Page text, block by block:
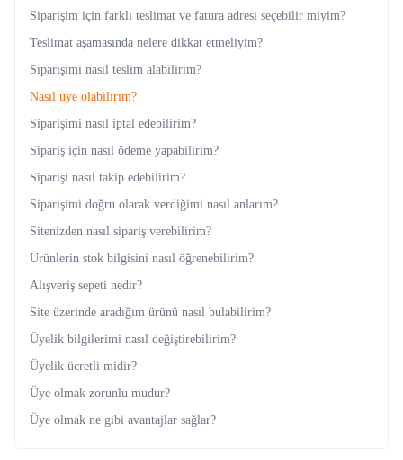
Siparişim için farklı teslimat ve fatura adresi seçebilir miyim?
Teslimat aşamasında nelere dikkat etmeliyim?
Siparişimi nasıl teslim alabilirim?
Nasıl üye olabilirim?
Siparişimi nasıl iptal edebilirim?
Sipariş için nasıl ödeme yapabilirim?
Siparişi nasıl takip edebilirim?
Siparişimi doğru olarak verdiğimi nasıl anlarım?
Sitenizden nasıl sipariş verebilirim?
Ürünlerin stok bilgisini nasıl öğrenebilirim?
Alışveriş sepeti nedir?
Site üzerinde aradığım ürünü nasıl bulabilirim?
Üyelik bilgilerimi nasıl değiştirebilirim?
Üyelik ücretli midir?
Üye olmak zorunlu mudur?
Üye olmak ne gibi avantajlar sağlar?